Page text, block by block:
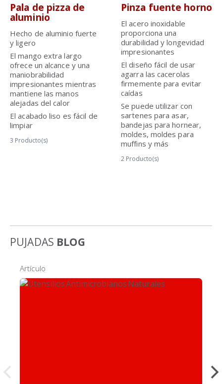
Pala de pizza de
aluminio
Hecho de aluminio fuerte
y ligero
El mango extra largo
ofrece un alcance y una
maniobrabilidad
impresionantes mientras
mantiene las manos
alejadas del calor
El acabado liso es fácil de
limpiar
3 Producto(s)
Pinza fuente horno
El acero inoxidable
proporciona una
durabilidad y longevidad
impresionantes
El diseño fácil de usar
agarra las cacerolas
firmemente para evitar
caídas
Se puede utilizar con
sartenes para asar,
bandejas para hornear,
moldes, moldes para
muffins y más
2 Producto(s)
PUJADAS BLOG
Artículo